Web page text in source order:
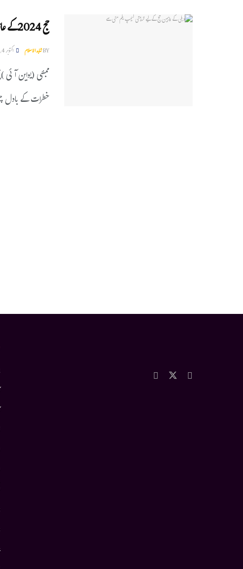
حج 2024کے عازمین کی ممکنہ پریشانیوں کاماہرین کو اندیشہ
BYشاہدالاسلام اکتوبر 4, 2023
خطرات کے بادل